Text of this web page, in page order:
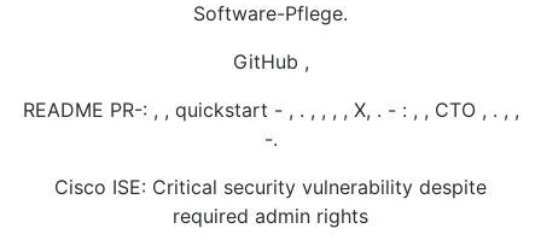
Software-Pflege.
GitHub ,
README PR-: , , quickstart - , . , , , , X, . - : , , CTO , . , ,
-.
Cisco ISE: Critical security vulnerability despite
required admin rights